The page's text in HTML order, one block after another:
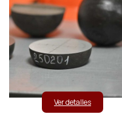
Ver detalles